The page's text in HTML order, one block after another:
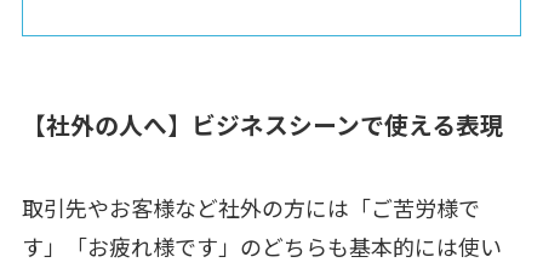
【社外の人へ】ビジネスシーンで使える表現
取引先やお客様など社外の方には「ご苦労様で
す」「お疲れ様です」のどちらも基本的には使い